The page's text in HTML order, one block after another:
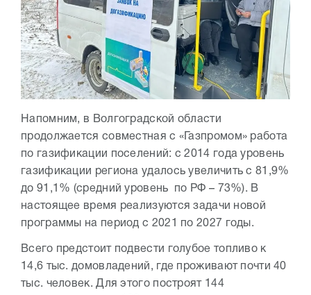
Напомним, в Волгоградской области
продолжается совместная с «Газпромом» работа
по газификации поселений: с 2014 года уровень
газификации региона удалось увеличить с 81,9%
до 91,1% (средний уровень по РФ – 73%). В
настоящее время реализуются задачи новой
программы на период с 2021 по 2027 годы.
Всего предстоит подвести голубое топливо к
14,6 тыс. домовладений, где проживают почти 40
тыс. человек. Для этого построят 144